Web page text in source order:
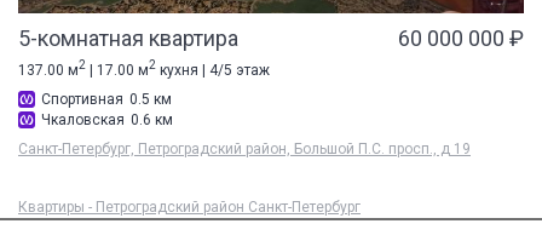
5-комнатная квартира 60 000 000 ₽
137.00 м2 | 17.00 м2 кухня | 4/5 этаж
Спортивная 0.5 км
Чкаловская 0.6 км
Санкт-Петербург, Петроградский район, Большой П.С. просп., д 19
Квартиры - Петроградский район Санкт-Петербург